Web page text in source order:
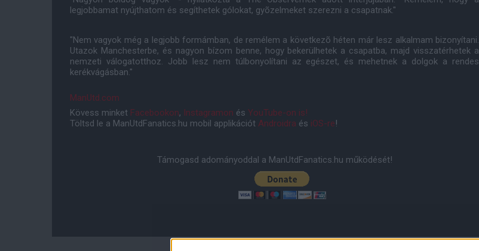
legjobbamat nyújthatom és segíthetek gólokat, gyõzelmeket szerezni a csapatnak."
"Nem vagyok még a legjobb formámban, de remélem a következõ héten már lesz alkalmam bizonyítani.
Utazok Manchesterbe, és nagyon bízom benne, hogy bekerülhetek a csapatba, majd visszatérhetek a
nemzeti válogatotthoz. Jobb lesz nem túlbonyolítani az egészet, és mehetnek a dolgok a rendes
kerékvágásban."
ManUtd.com
Kövess minket Facebookon, Instagramon és YouTube-on is!
Töltsd le a ManUtdFanatics.hu mobil applikációt Androidra és iOS-re!
Támogasd adományoddal a ManUtdFanatics.hu működését!